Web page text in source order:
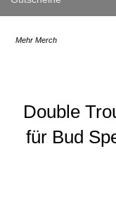
Mehr Merch
Double
für Bud